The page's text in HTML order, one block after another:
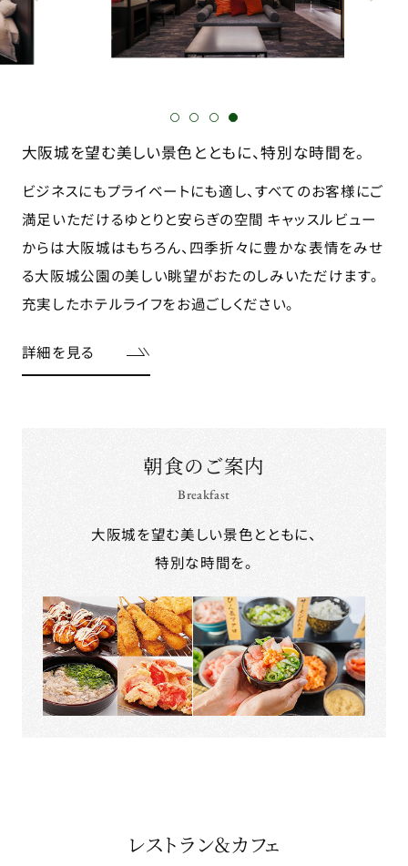
大阪城を望む美しい景色とともに、特別な時間を。
ビジネスにもプライベートにも適し、すべてのお客様にご
満足いただけるゆとりと安らぎの空間 キャッスルビュー
からは大阪城はもちろん、四季折々に豊かな表情をみせ
る大阪城公園の美しい眺望がおたのしみいただけます。
充実したホテルライフをお過ごしください。
詳細を見る
朝食のご案内
Breakfast
大阪城を望む美しい景色とともに、
特別な時間を。
レストラン＆カフェ